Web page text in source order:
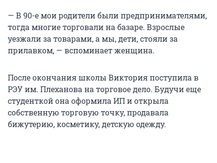
— В 90-е мои родители были предпринимателями,
тогда многие торговали на базаре. Взрослые
уезжали за товарами, а мы, дети, стояли за
прилавком, — вспоминает женщина.
После окончания школы Виктория поступила в
РЭУ им. Плеханова на торговое дело. Будучи еще
студенткой она оформила ИП и открыла
собственную торговую точку, продавала
бижутерию, косметику, детскую одежду.